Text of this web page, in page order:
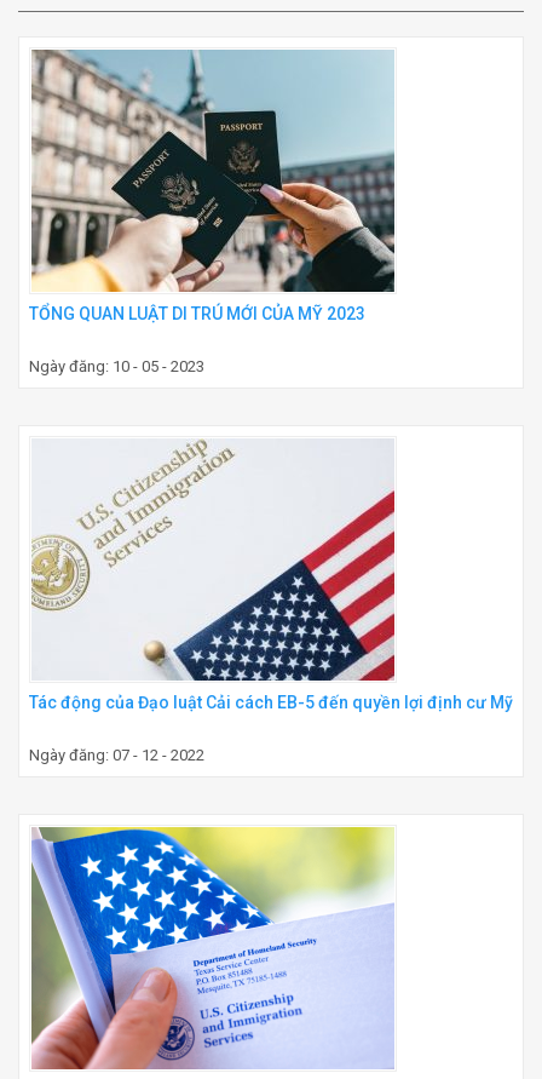
TỔNG QUAN LUẬT DI TRÚ MỚI CỦA MỸ 2023
Ngày đăng: 10 - 05 - 2023
Tác động của Đạo luật Cải cách EB-5 đến quyền lợi định cư Mỹ
Ngày đăng: 07 - 12 - 2022